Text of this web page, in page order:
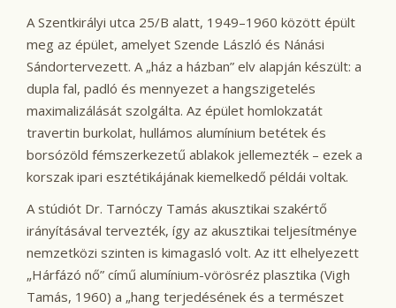
A Szentkirályi utca 25/B alatt, 1949–1960 között épült
meg az épület, amelyet Szende László és Nánási
Sándortervezett. A „ház a házban” elv alapján készült: a
dupla fal, padló és mennyezet a hangszigetelés
maximalizálását szolgálta. Az épület homlokzatát
travertin burkolat, hullámos alumínium betétek és
borsózöld fémszerkezetű ablakok jellemezték – ezek a
korszak ipari esztétikájának kiemelkedő példái voltak.
A stúdiót Dr. Tarnóczy Tamás akusztikai szakértő
irányításával tervezték, így az akusztikai teljesítménye
nemzetközi szinten is kimagasló volt. Az itt elhelyezett
„Hárfázó nő” című alumínium-vörösréz plasztika (Vigh
Tamás, 1960) a „hang terjedésének és a természet